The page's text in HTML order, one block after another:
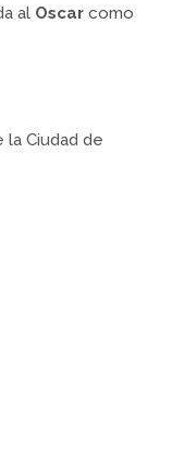
al Oscar como
la Ciudad de